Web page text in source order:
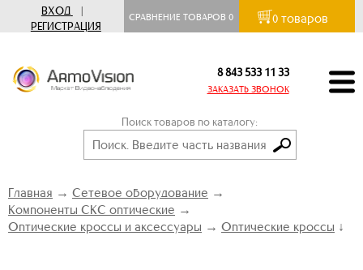
ВХОД
|
РЕГИСТРАЦИЯ
СРАВНЕНИЕ ТОВАРОВ0 0 товаров
8 843 533 11 33
ЗАКАЗАТЬ ЗВОНОК
Поиск товаров по каталогу:
Главная → Сетевое оборудование →
Компоненты СКС оптические →
Оптические кроссы и аксессуары → Оптические кроссы ↓